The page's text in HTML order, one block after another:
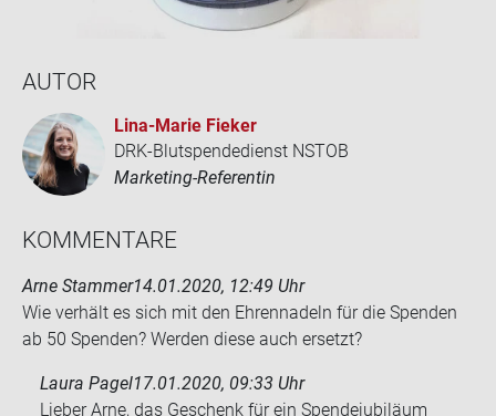
AUTOR
Lina-​Marie Fie­ker
DRK-Blutspendedienst NSTOB
Marketing-Referentin
KOM­MEN­TA­RE
Arne Stammer14.01.2020, 12:49 Uhr
Wie ver­hält es sich mit den Eh­ren­na­deln für die Spen­den
ab 50 Spen­den? Wer­den diese auch er­setzt?
Laura Pagel17.01.2020, 09:33 Uhr
Lieber Arne, das Geschenk für ein Spendejubiläum